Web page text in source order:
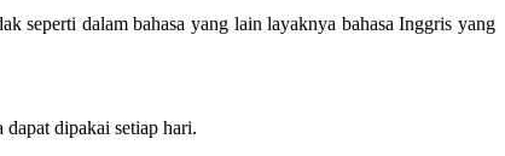
seperti dalam bahasa yang lain layaknya bahasa Inggris yang
dipakai setiap hari.